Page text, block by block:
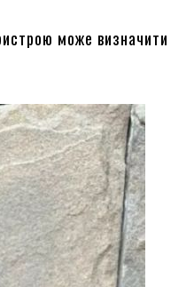
може визначити